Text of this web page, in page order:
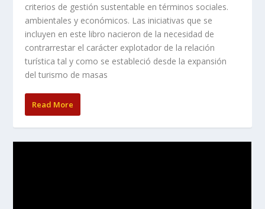
criterios de gestión sustentable en términos sociales.
ambientales y económicos. Las iniciativas que se
incluyen en este libro nacieron de la necesidad de
contrarrestar el carácter explotador de la relación
turística tal y como se estableció desde la expansión
del turismo de masas
Read More